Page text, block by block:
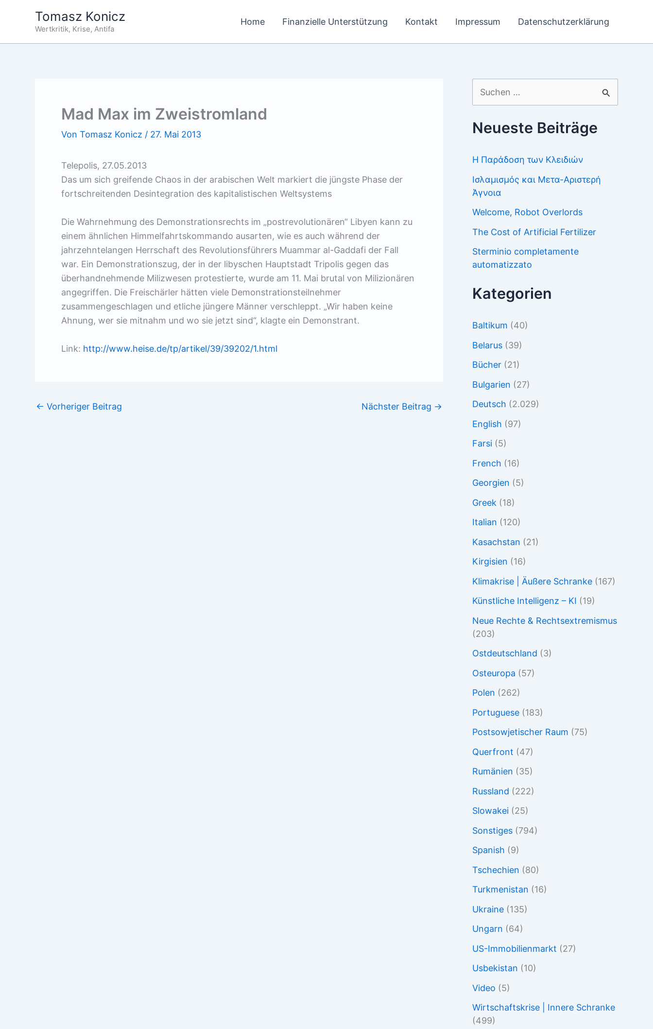
Tomasz Konicz
Wertkritik, Krise, Antifa
Home Finanzielle Unterstützung Kontakt Impressum Datenschutzerklärung
Mad Max im Zweistromland
Von Tomasz Konicz / 27. Mai 2013
Telepolis, 27.05.2013
Das um sich greifende Chaos in der arabischen Welt markiert die jüngste Phase der
fortschreitenden Desintegration des kapitalistischen Weltsystems
Die Wahrnehmung des Demonstrationsrechts im „postrevolutionären“ Libyen kann zu
einem ähnlichen Himmelfahrtskommando ausarten, wie es auch während der
jahrzehntelangen Herrschaft des Revolutionsführers Muammar al-Gaddafi der Fall
war. Ein Demonstrationszug, der in der libyschen Hauptstadt Tripolis gegen das
überhandnehmende Milizwesen protestierte, wurde am 11. Mai brutal von Milizionären
angegriffen. Die Freischärler hätten viele Demonstrationsteilnehmer
zusammengeschlagen und etliche jüngere Männer verschleppt. „Wir haben keine
Ahnung, wer sie mitnahm und wo sie jetzt sind“, klagte ein Demonstrant.
Link: http://www.heise.de/tp/artikel/39/39202/1.html
← Vorheriger Beitrag Nächster Beitrag →
Suchen
nach:
Neueste Beiträge
Η Παράδοση των Κλειδιών
Ισλαμισμός και Μετα-Αριστερή
Άγνοια
Welcome, Robot Overlords
The Cost of Artificial Fertilizer
Sterminio completamente
automatizzato
Kategorien
Baltikum (40)
Belarus (39)
Bücher (21)
Bulgarien (27)
Deutsch (2.029)
English (97)
Farsi (5)
French (16)
Georgien (5)
Greek (18)
Italian (120)
Kasachstan (21)
Kirgisien (16)
Klimakrise | Äußere Schranke (167)
Künstliche Intelligenz – KI (19)
Neue Rechte & Rechtsextremismus
(203)
Ostdeutschland (3)
Osteuropa (57)
Polen (262)
Portuguese (183)
Postsowjetischer Raum (75)
Querfront (47)
Rumänien (35)
Russland (222)
Slowakei (25)
Sonstiges (794)
Spanish (9)
Tschechien (80)
Turkmenistan (16)
Ukraine (135)
Ungarn (64)
US-Immobilienmarkt (27)
Usbekistan (10)
Video (5)
Wirtschaftskrise | Innere Schranke
(499)